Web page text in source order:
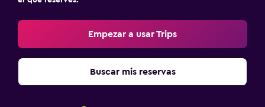
Empezar a usar Trips
Buscar mis reservas